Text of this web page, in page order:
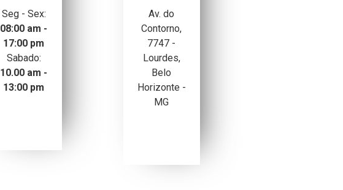
Seg - Sex:
08:00 am -
17:00 pm
Sabado:
10.00 am -
13:00 pm
Av. do
Contorno,
7747 -
Lourdes,
Belo
Horizonte -
MG